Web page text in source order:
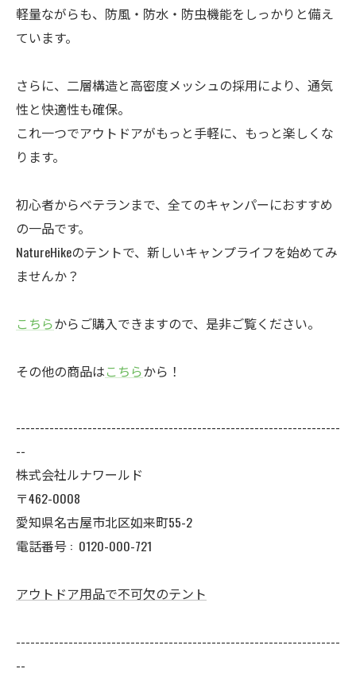
軽量ながらも、防風・防水・防虫機能をしっかりと備え
ています。
さらに、二層構造と高密度メッシュの採用により、通気
性と快適性も確保。
これ一つでアウトドアがもっと手軽に、もっと楽しくな
ります。
初心者からベテランまで、全てのキャンパーにおすすめ
の一品です。
NatureHikeのテントで、新しいキャンプライフを始めてみ
ませんか？
こちらからご購入できますので、是非ご覧ください。
その他の商品はこちらから！
--------------------------------------------------------------------
--
株式会社ルナワールド
〒462-0008
愛知県名古屋市北区如来町55-2
電話番号 : 0120-000-721
アウトドア用品で不可欠のテント
--------------------------------------------------------------------
--